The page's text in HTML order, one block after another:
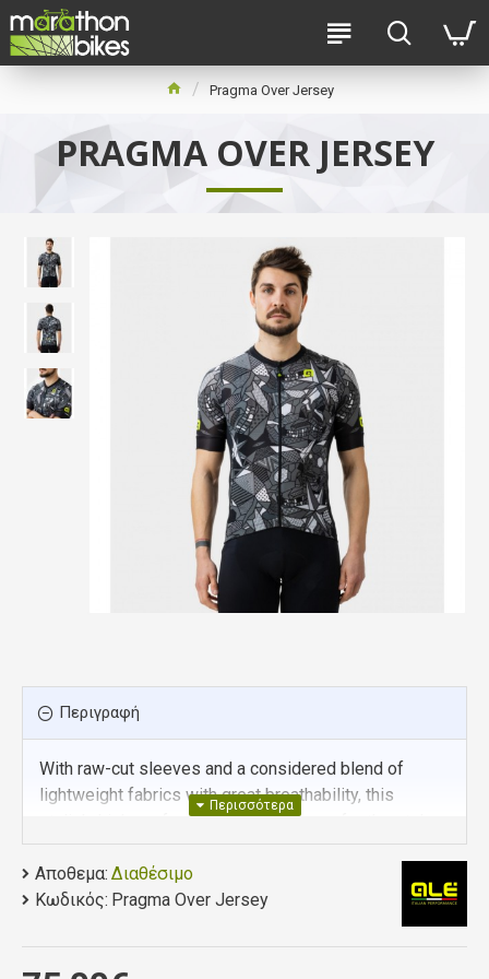
Pragma Over Jersey
PRAGMA OVER JERSEY
Περιγραφή
With raw-cut sleeves and a considered blend of
lightweight fabrics with great breathability, this
stylish, high-performance jersey is one for the style-
focused rider that’s keen to stand out from the crowd.
120g
20°/35°c
Αποθεμα: Διαθέσιμο
Κωδικός: Pragma Over Jersey